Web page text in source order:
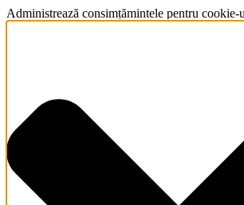
Administrează consimțămintele pentru cookie-